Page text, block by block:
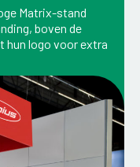
Matrix-stand
boven de
hun logo voor extra